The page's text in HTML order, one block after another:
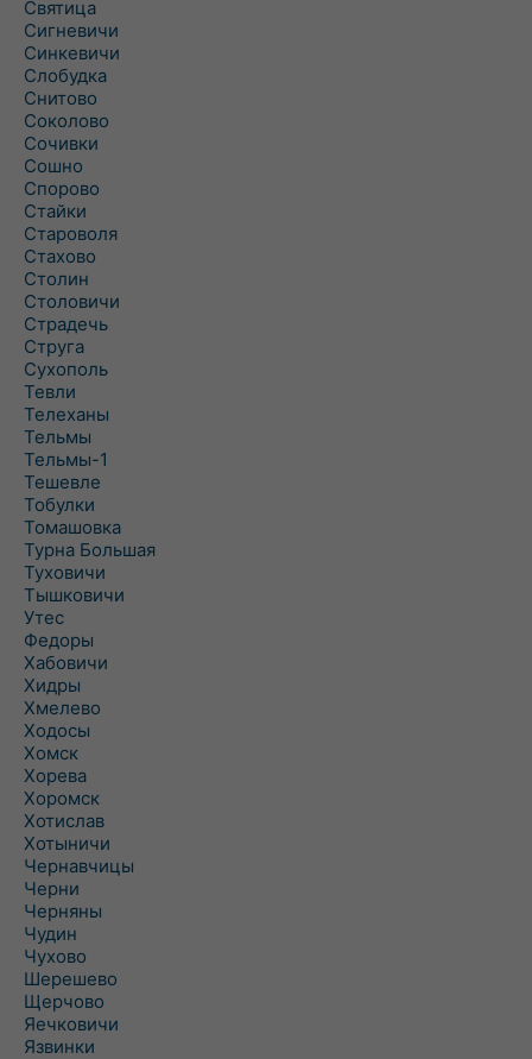
Святица
Сигневичи
Синкевичи
Слобудка
Снитово
Соколово
Сочивки
Сошно
Спорово
Стайки
Староволя
Стахово
Столин
Столовичи
Страдечь
Струга
Сухополь
Тевли
Телеханы
Тельмы
Тельмы-1
Тешевле
Тобулки
Томашовка
Турна Большая
Туховичи
Тышковичи
Утес
Федоры
Хабовичи
Хидры
Хмелево
Ходосы
Хомск
Хорева
Хоромск
Хотислав
Хотыничи
Чернавчицы
Черни
Черняны
Чудин
Чухово
Шерешево
Щерчово
Яечковичи
Язвинки